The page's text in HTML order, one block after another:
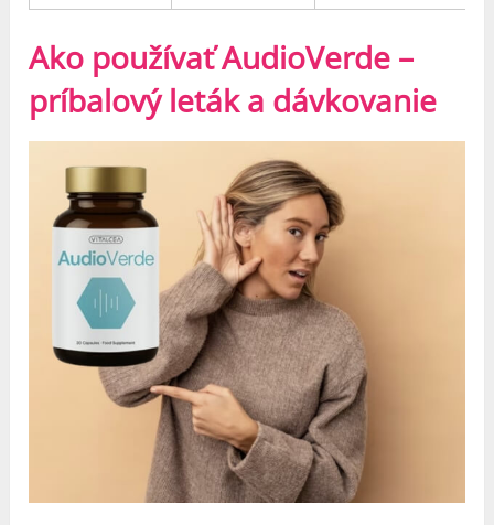
Ako používať AudioVerde –
príbalový leták a dávkovanie